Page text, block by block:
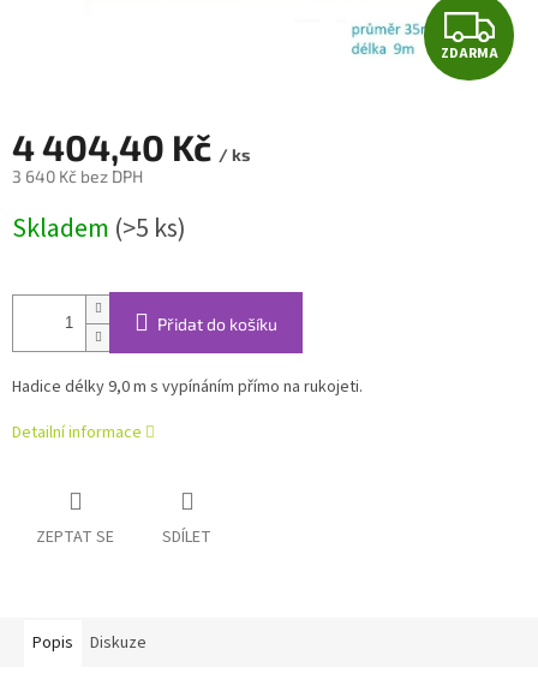
Z
D
ZDARMA
4 404,40 Kč / ks
3 640 Kč bez DPH
cena:
Skladem (>5 ks)
Přidat do košíku
Hadice délky 9,0 m s vypínáním přímo na rukojeti.
Detailní informace
ZEPTAT SE SDÍLET
Popis Diskuze